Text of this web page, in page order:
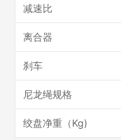
减速比
离合器
刹车
尼龙绳规格
绞盘净重（Kg)